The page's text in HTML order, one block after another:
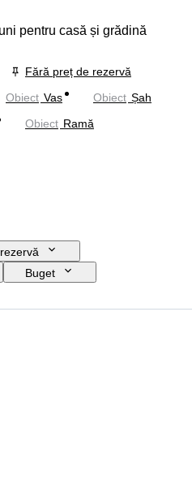
pentru casă și grădină
Fără preț de rezervă
Obiect Vas Obiect Șah
Obiect Ramă
Buget